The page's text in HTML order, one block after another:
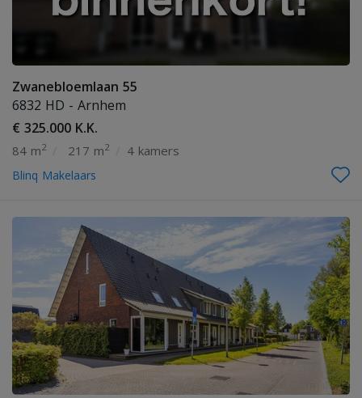
Zwanebloemlaan 55
6832 HD - Arnhem
€ 325.000 K.K.
84 m2 217 m2 4 kamers
Blinq Makelaars